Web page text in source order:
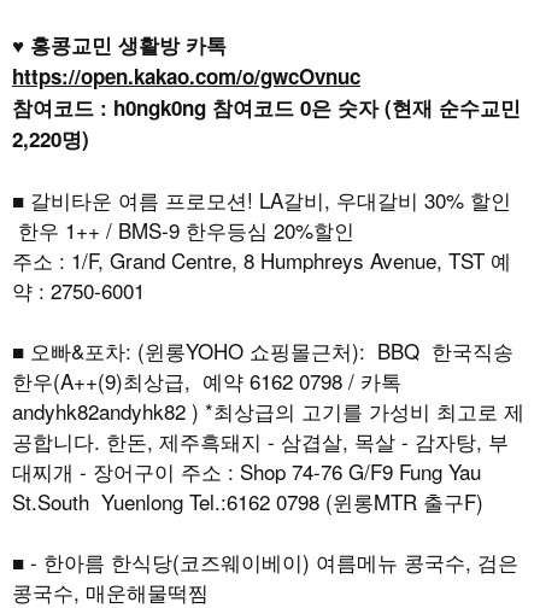
♥ 홍콩교민 생활방 카톡
https://open.kakao.com/o/gwcOvnuc
참여코드 : h0ngk0ng 참여코드 0은 숫자 (현재 순수교민
2,220명)
■ 갈비타운 여름 프로모션! LA갈비, 우대갈비 30% 할인
한우 1++ / BMS-9 한우등심 20%할인
주소 : 1/F, Grand Centre, 8 Humphreys Avenue, TST 예
약 : 2750-6001
■ 오빠&포차: (윈롱YOHO 쇼핑몰근처): BBQ 한국직송
한우(A++(9)최상급, 예약 6162 0798 / 카톡
andyhk82andyhk82 ) *최상급의 고기를 가성비 최고로 제
공합니다. 한돈, 제주흑돼지 - 삼겹살, 목살 - 감자탕, 부
대찌개 - 장어구이 주소 : Shop 74-76 G/F9 Fung Yau
St.South Yuenlong Tel.:6162 0798 (윈롱MTR 출구F)
■ - 한아름 한식당(코즈웨이베이) 여름메뉴 콩국수, 검은
콩국수, 매운해물떡찜